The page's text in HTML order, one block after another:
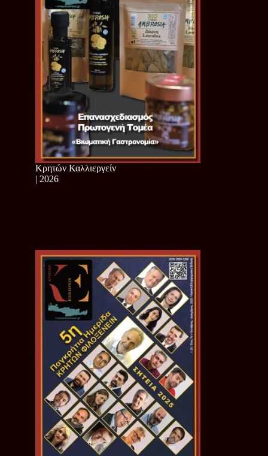
Κρητών Καλλιεργείν
| 2026